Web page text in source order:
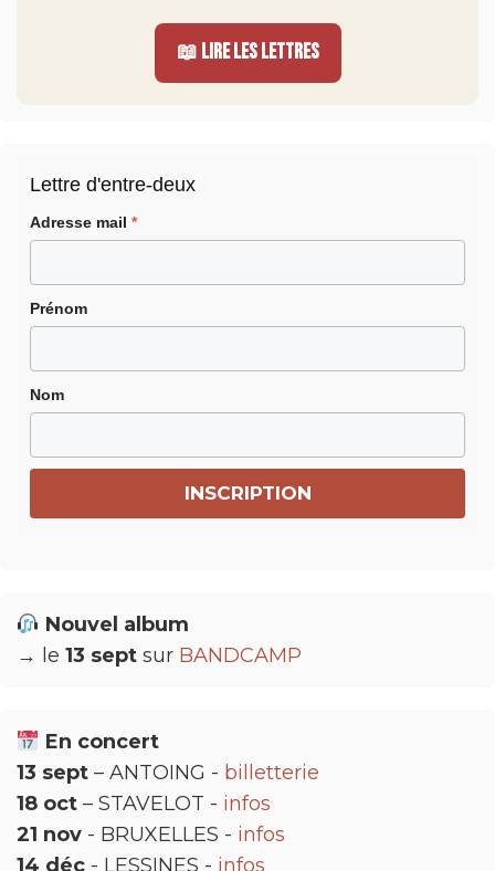
📖 Lire les Lettres
Lettre d'entre-deux
Adresse mail *
Prénom
Nom
Nouvel album
→ le 13 sept sur BANDCAMP
En concert
13 sept – ANTOING - billetterie
18 oct – STAVELOT - infos
21 nov - BRUXELLES - infos
14 déc - LESSINES - infos